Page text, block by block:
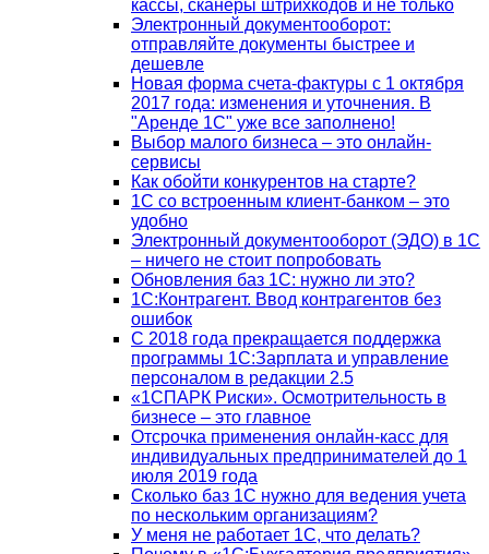
кассы, сканеры штрихкодов и не только
Электронный документооборот:
отправляйте документы быстрее и
дешевле
Новая форма счета-фактуры с 1 октября
2017 года: изменения и уточнения. В
"Аренде 1С" уже все заполнено!
Выбор малого бизнеса – это онлайн-
сервисы
Как обойти конкурентов на старте?
1C со встроенным клиент-банком – это
удобно
Электронный документооборот (ЭДО) в 1С
– ничего не стоит попробовать
Обновления баз 1С: нужно ли это?
1С:Контрагент. Ввод контрагентов без
ошибок
С 2018 года прекращается поддержка
программы 1С:Зарплата и управление
персоналом в редакции 2.5
«1СПАРК Риски». Осмотрительность в
бизнесе – это главное
Отсрочка применения онлайн-касс для
индивидуальных предпринимателей до 1
июля 2019 года
Сколько баз 1C нужно для ведения учета
по нескольким организациям?
У меня не работает 1С, что делать?